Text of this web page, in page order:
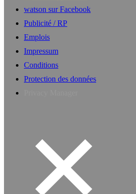
watson sur Facebook
Publicité / RP
Emplois
Impressum
Conditions
Protection des données